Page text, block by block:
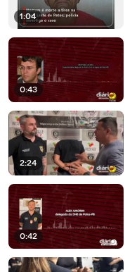
1:04
0:43
2:24
0:42